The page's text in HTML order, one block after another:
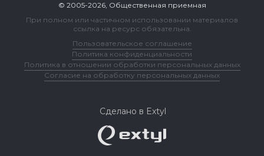
© 2005-2026, Общественная приемная
При полном или частичном использовании материалов
ссылка на ресурс обязательна.
Пользовательское соглашение
Политика конфиденциальности
Политика в отношении обработки персональных данных
Согласие на обработку персональных данных
Сделано в Extyl